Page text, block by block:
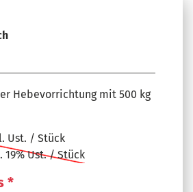
Hebevorrichtung mit 500 kg
Ust. / Stück
19% Ust. / Stück
*